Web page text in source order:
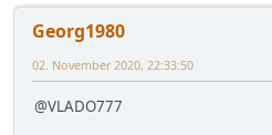
Georg1980
02. November 2020, 22:33:50
@VLADO777